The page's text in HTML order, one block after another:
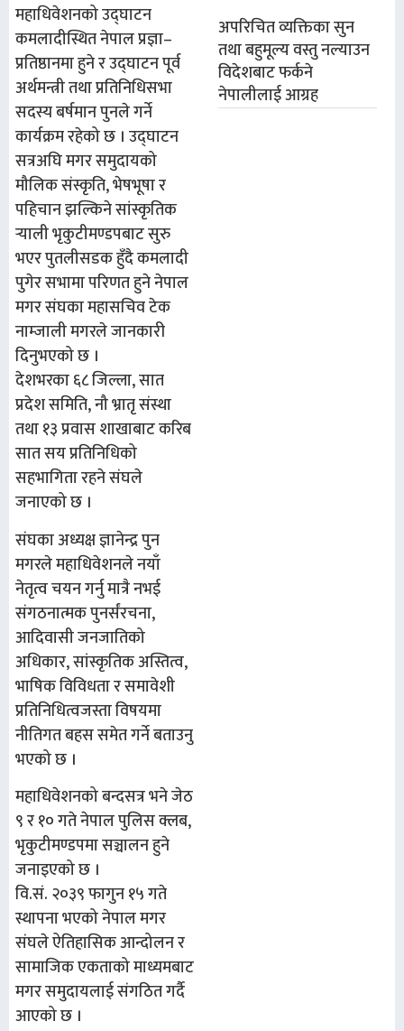
महाधिवेशनको उद्घाटन
कमलादीस्थित नेपाल प्रज्ञा–
प्रतिष्ठानमा हुने र उद्घाटन पूर्व
अर्थमन्त्री तथा प्रतिनिधिसभा
सदस्य बर्षमान पुनले गर्ने
कार्यक्रम रहेको छ । उद्घाटन
सत्रअघि मगर समुदायको
मौलिक संस्कृति, भेषभूषा र
पहिचान झल्किने सांस्कृतिक
र्‍याली भृकुटीमण्डपबाट सुरु
भएर पुतलीसडक हुँदै कमलादी
पुगेर सभामा परिणत हुने नेपाल
मगर संघका महासचिव टेक
नाम्जाली मगरले जानकारी
दिनुभएको छ ।
देशभरका ६८ जिल्ला, सात
प्रदेश समिति, नौ भ्रातृ संस्था
तथा १३ प्रवास शाखाबाट करिब
सात सय प्रतिनिधिको
सहभागिता रहने संघले
जनाएको छ ।
संघका अध्यक्ष ज्ञानेन्द्र पुन
मगरले महाधिवेशनले नयाँ
नेतृत्व चयन गर्नु मात्रै नभई
संगठनात्मक पुनर्संरचना,
आदिवासी जनजातिको
अधिकार, सांस्कृतिक अस्तित्व,
भाषिक विविधता र समावेशी
प्रतिनिधित्वजस्ता विषयमा
नीतिगत बहस समेत गर्ने बताउनु
भएको छ ।
महाधिवेशनको बन्दसत्र भने जेठ
९ र १० गते नेपाल पुलिस क्लब,
भृकुटीमण्डपमा सञ्चालन हुने
जनाइएको छ ।
वि.सं. २०३९ फागुन १५ गते
स्थापना भएको नेपाल मगर
संघले ऐतिहासिक आन्दोलन र
सामाजिक एकताको माध्यमबाट
मगर समुदायलाई संगठित गर्दै
आएको छ ।
अपरिचित व्यक्तिका सुन
तथा बहुमूल्य वस्तु नल्याउन
विदेशबाट फर्कने
नेपालीलाई आग्रह